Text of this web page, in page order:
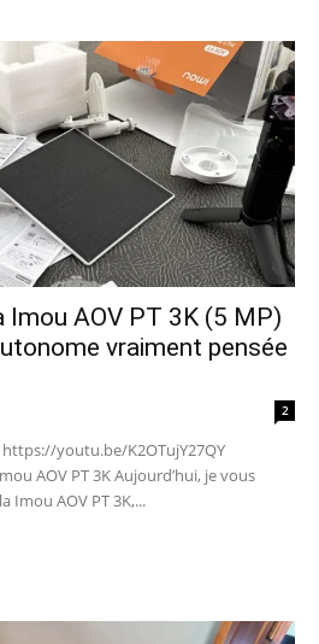
Imou AOV PT 3K (5 MP)
vraiment pensée
2
youtu.be/K2OTujY27QY
AOV PT 3K Aujourd’hui, je vous
Imou AOV PT 3K,...